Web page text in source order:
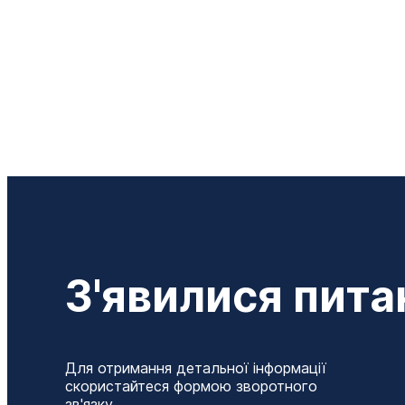
З'явилися
Для отримання детальної інформації
скористайтеся формою зворотного